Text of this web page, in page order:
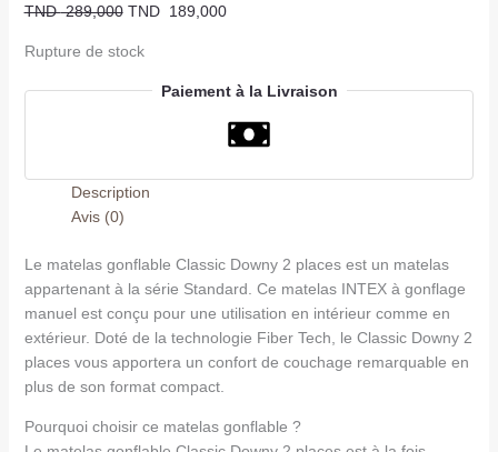
TND289,000 TND 189,000
Rupture de stock
Paiement à la Livraison
Description
Avis (0)
Le matelas gonflable Classic Downy 2 places est un matelas
appartenant à la série Standard. Ce matelas INTEX à gonflage
manuel est conçu pour une utilisation en intérieur comme en
extérieur. Doté de la technologie Fiber Tech, le Classic Downy 2
places vous apportera un confort de couchage remarquable en
plus de son format compact.
Pourquoi choisir ce matelas gonflable ?